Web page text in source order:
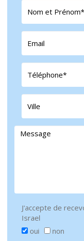
J'accepte de
Israel
oui
non